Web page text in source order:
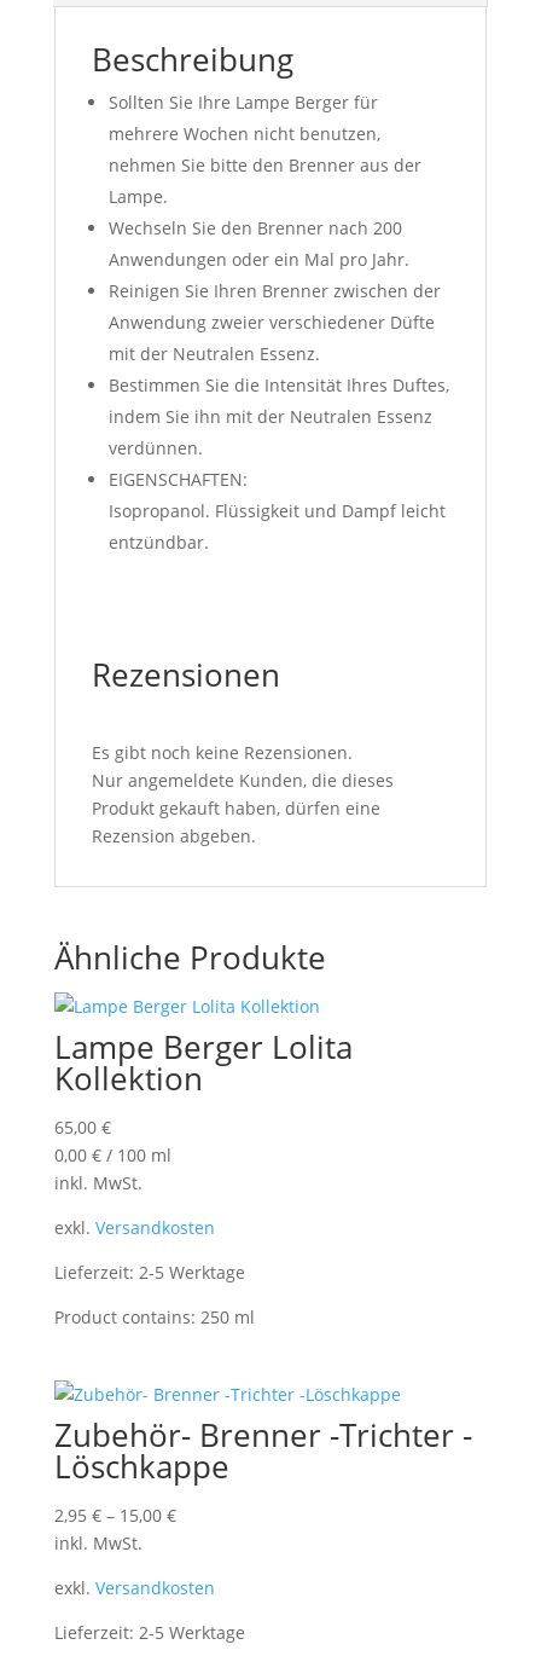
Beschreibung
Sollten Sie Ihre Lampe Berger für
mehrere Wochen nicht benutzen,
nehmen Sie bitte den Brenner aus der
Lampe.
Wechseln Sie den Brenner nach 200
Anwendungen oder ein Mal pro Jahr.
Reinigen Sie Ihren Brenner zwischen der
Anwendung zweier verschiedener Düfte
mit der Neutralen Essenz.
Bestimmen Sie die Intensität Ihres Duftes,
indem Sie ihn mit der Neutralen Essenz
verdünnen.
EIGENSCHAFTEN:
Isopropanol. Flüssigkeit und Dampf leicht
entzündbar.
Rezensionen
Es gibt noch keine Rezensionen.
Nur angemeldete Kunden, die dieses
Produkt gekauft haben, dürfen eine
Rezension abgeben.
Ähnliche Produkte
Lampe Berger Lolita
Kollektion
65,00 €
0,00 €/ 100 ml
inkl. MwSt.
exkl. Versandkosten
Lieferzeit: 2-5 Werktage
Product contains: 250 ml
Zubehör- Brenner -Trichter -
Löschkappe
2,95 €– 15,00 €
inkl. MwSt.
exkl. Versandkosten
Lieferzeit: 2-5 Werktage